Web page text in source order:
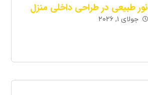
نور طبیعی در طراحی داخلی منزل
جولای ۱, ۲۰۲۶